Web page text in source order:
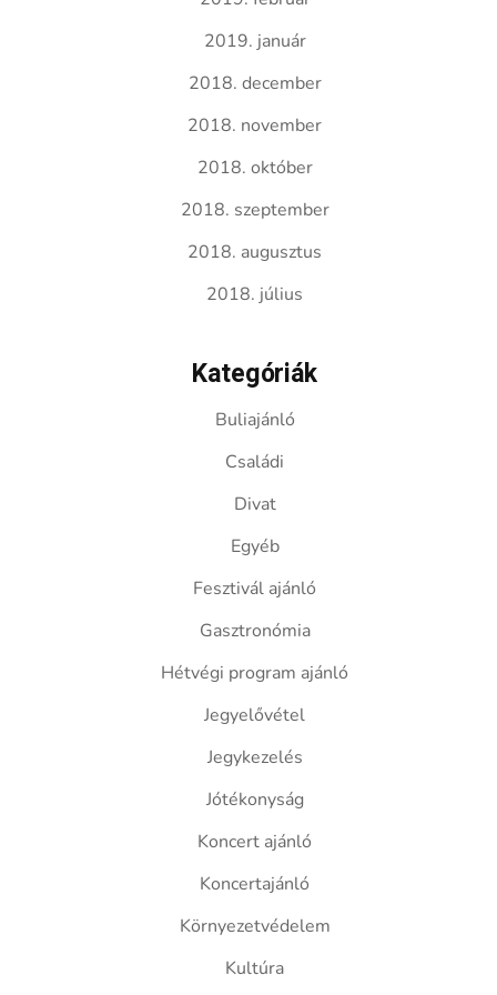
2019. január
2018. december
2018. november
2018. október
2018. szeptember
2018. augusztus
2018. július
Kategóriák
Buliajánló
Családi
Divat
Egyéb
Fesztivál ajánló
Gasztronómia
Hétvégi program ajánló
Jegyelővétel
Jegykezelés
Jótékonyság
Koncert ajánló
Koncertajánló
Környezetvédelem
Kultúra